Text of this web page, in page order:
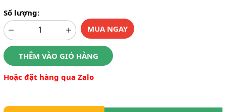
Số lượng:
MUA NGAY
THÊM VÀO GIỎ HÀNG
Hoặc đặt hàng qua Zalo